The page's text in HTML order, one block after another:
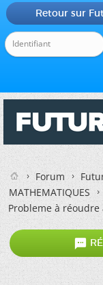
Retour sur
Forum
MATHEMATIQUES
Probleme à
